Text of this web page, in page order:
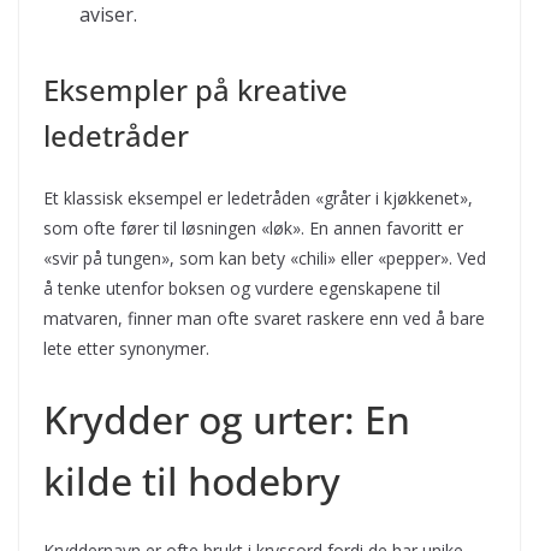
aviser.
Eksempler på kreative
ledetråder
Et klassisk eksempel er ledetråden «gråter i kjøkkenet»,
som ofte fører til løsningen «løk». En annen favoritt er
«svir på tungen», som kan bety «chili» eller «pepper». Ved
å tenke utenfor boksen og vurdere egenskapene til
matvaren, finner man ofte svaret raskere enn ved å bare
lete etter synonymer.
Krydder og urter: En
kilde til hodebry